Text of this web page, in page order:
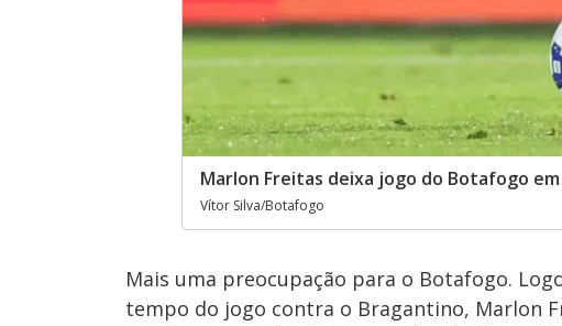
Marlon Freitas deixa jogo do Botafogo
Vítor Silva/Botafogo
Mais uma preocupação para o Botafogo.
tempo do jogo contra o Bragantino, Marlon